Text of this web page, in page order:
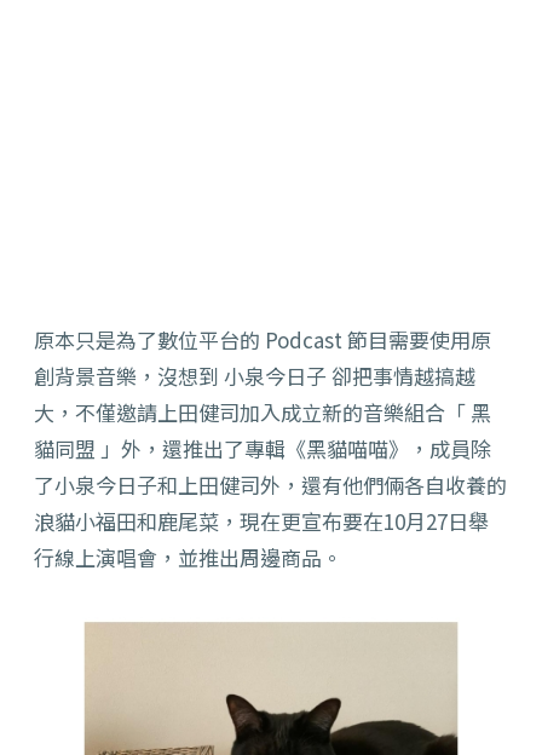
原本只是為了數位平台的 Podcast 節目需要使用原
創背景音樂，沒想到 小泉今日子 卻把事情越搞越
大，不僅邀請上田健司加入成立新的音樂組合「 黑
貓同盟 」外，還推出了專輯《黑貓喵喵》，成員除
了小泉今日子和上田健司外，還有他們倆各自收養的
浪貓小福田和鹿尾菜，現在更宣布要在10月27日舉
行線上演唱會，並推出周邊商品。